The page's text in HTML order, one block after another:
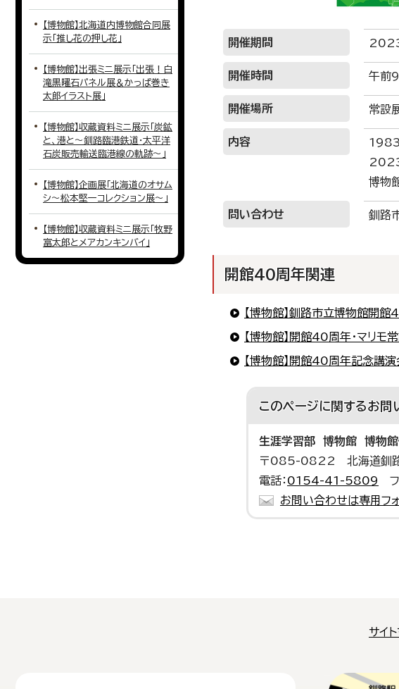
開催期間 2023
開催時間 午前
開催場所 常設
内容
1983
2023
博物
問い合わせ 釧路
開館40周年関連
【博物館】釧路市立博物館開館
【博物館】開館40周年・マリ
【博物館】開館40周年記念講
このページに関するお問
生涯学習部 博物館 博物
〒085-0822 北海道釧
電話： 0154-41-5809
フ
お問い合わせは専用フ
【博物館】北海道内博物館合同展
示「推し花の押し花」
【博物館】出張ミニ展示「出張！白
滝黒曜石パネル展＆かっぱ巻き
太郎イラスト展」
【博物館】収蔵資料ミニ展示「炭鉱
と、港と〜釧路臨港鉄道・太平洋
石炭販売輸送臨港線の軌跡〜」
【博物館】企画展「北海道のオサム
シ～松本堅一コレクション展～」
【博物館】収蔵資料ミニ展示「牧野
富太郎とメアカンキンバイ」
サイ